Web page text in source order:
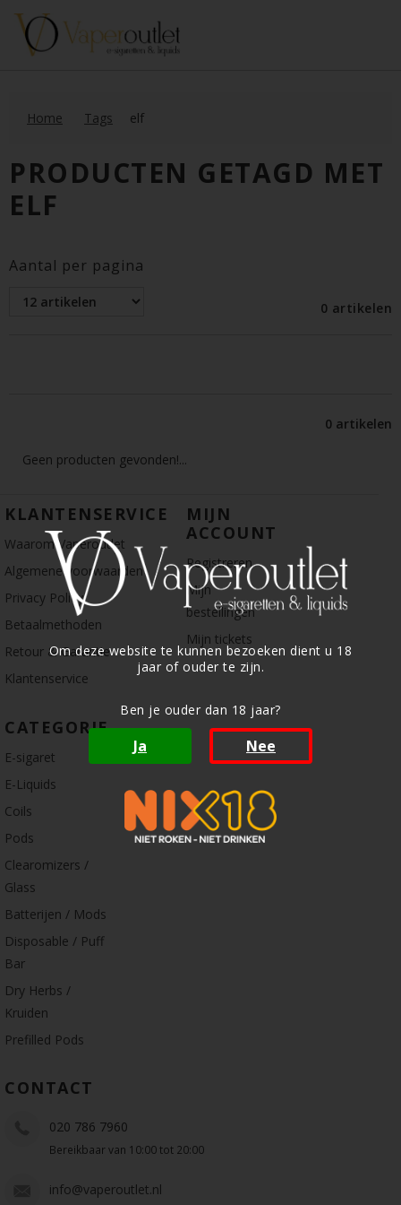
Om deze website te kunnen bezoeken dient u 18
jaar of ouder te zijn.
Ben je ouder dan 18 jaar?
Ja Nee
Home Tags elf
PRODUCTEN GETAGD MET
ELF
Aantal per pagina
0 artikelen
0 artikelen
Geen producten gevonden!...
KLANTENSERVICE
Waarom Vaperoutlet
Algemene voorwaarden
Privacy Policy
Betaalmethoden
Retour & Garantie
Klantenservice
MIJN
ACCOUNT
Registreren
Mijn
bestellingen
Mijn tickets
CATEGORIE
E-sigaret
E-Liquids
Coils
Pods
Clearomizers /
Glass
Batterijen / Mods
Disposable / Puff
Bar
Dry Herbs /
Kruiden
Prefilled Pods
CONTACT
020 786 7960
Bereikbaar van 10:00 tot 20:00
info@vaperoutlet.nl